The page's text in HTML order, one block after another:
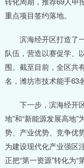
重点项目签约落地。
滨海经开区打造了一
队伍，营造以赛促学、
围。截至目前，全区共
名，潍坊市技术能手63名
下一步，滨海经开区
地”和“新能源发展高地
势、产业优势、竞争优
为建设现代化产业强区
正把“第一资源”转化为